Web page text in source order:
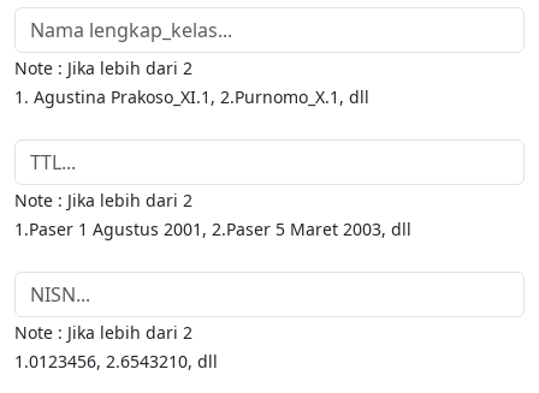
Note : Jika lebih dari 2
1. Agustina Prakoso_XI.1, 2.Purnomo_X.1, dll
Note : Jika lebih dari 2
1.Paser 1 Agustus 2001, 2.Paser 5 Maret 2003, dll
Note : Jika lebih dari 2
1.0123456, 2.6543210, dll